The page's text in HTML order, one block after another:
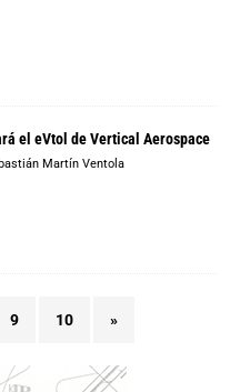
el eVtol de Vertical Aerospace
Martín Ventola
9 10 »